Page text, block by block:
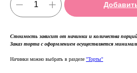
Стоимость зависит от начинки и количества
Заказ торта с оформлением осуществляется
Начинки можно выбрать в разделе "Торты"